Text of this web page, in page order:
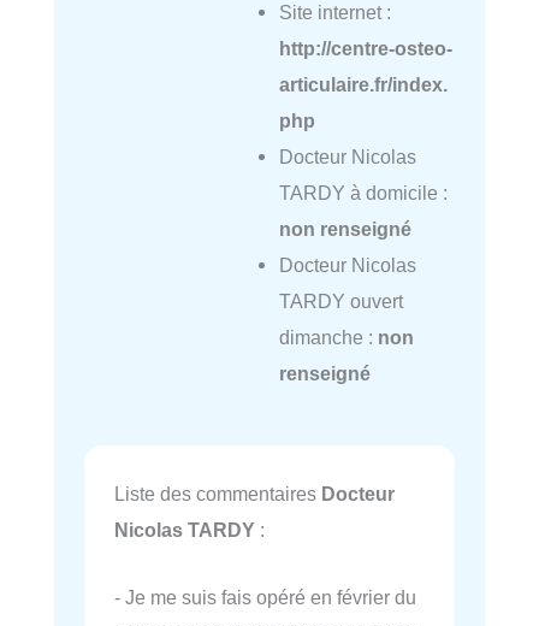
Site internet :
http://centre-osteo-
articulaire.fr/index.
php
Docteur Nicolas
TARDY à domicile :
non renseigné
Docteur Nicolas
TARDY ouvert
dimanche : non
renseigné
Liste des commentaires Docteur
Nicolas TARDY :
- Je me suis fais opéré en février du